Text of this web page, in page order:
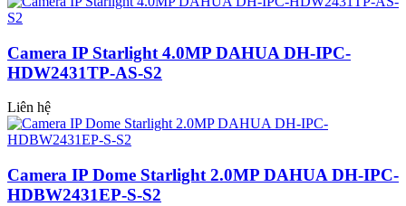
Camera IP Starlight 4.0MP DAHUA DH-IPC-
HDW2431TP-AS-S2
Liên hệ
Camera IP Dome Starlight 2.0MP DAHUA DH-IPC-
HDBW2431EP-S-S2